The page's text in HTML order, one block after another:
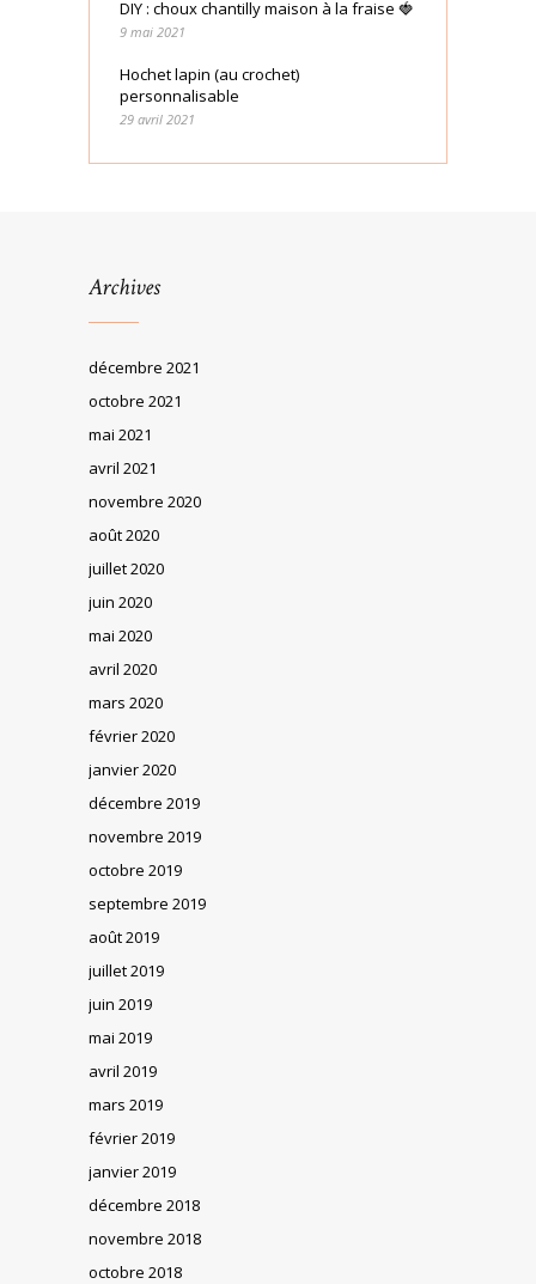
DIY : choux chantilly maison à la fraise 🍓
9 mai 2021
Hochet lapin (au crochet)
personnalisable
29 avril 2021
Archives
décembre 2021
octobre 2021
mai 2021
avril 2021
novembre 2020
août 2020
juillet 2020
juin 2020
mai 2020
avril 2020
mars 2020
février 2020
janvier 2020
décembre 2019
novembre 2019
octobre 2019
septembre 2019
août 2019
juillet 2019
juin 2019
mai 2019
avril 2019
mars 2019
février 2019
janvier 2019
décembre 2018
novembre 2018
octobre 2018